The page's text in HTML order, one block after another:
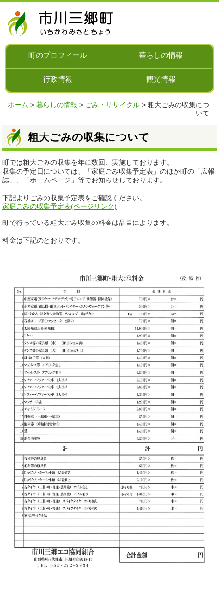
シ
ン
飛
町のプロフィール 暮らしの情報
行政情報 観光情報
ホーム > 暮らしの情報 > ごみ・リサイクル > 粗大ごみの収集につ
いて
粗大ごみの収集について
町では粗大ごみの収集を年に数回、実施しております。
収集の予定日については、「家庭ごみ収集予定表」のほか町の「広報
誌」、「ホームページ」等でお知らせしております。
下記よりごみの収集予定表をご確認ください。
家庭ごみの収集予定表(ページリンク)
町で行っている粗大ごみ収集の料金は品目によります。
料金は下記のとおりです。